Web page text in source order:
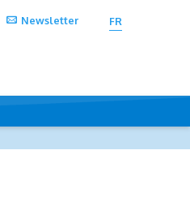
Newsletter FR